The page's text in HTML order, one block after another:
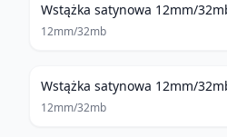
Wstążka satynowa 12mm/
12mm/32mb
Wstążka satynowa 12mm/
12mm/32mb